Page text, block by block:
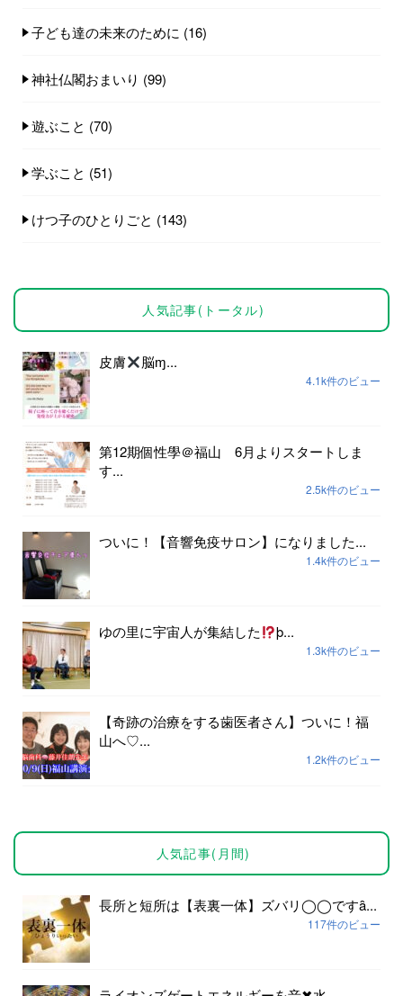
子ども達の未来のために (16)
神社仏閣おまいり (99)
遊ぶこと (70)
学ぶこと (51)
けつ子のひとりごと (143)
人気記事(トータル)
皮膚 脳ɱ...
4.1k件のビュー
第12期個性學＠福山 6月よりスタートしま
す...
2.5k件のビュー
ついに！【音響免疫サロン】になりました...
1.4k件のビュー
ゆの里に宇宙人が集結した þ...
1.3k件のビュー
【奇跡の治療をする歯医者さん】ついに！福
山へ♡...
1.2k件のビュー
人気記事(月間)
長所と短所は【表裏一体】ズバリ◯◯ですȃ...
117件のビュー